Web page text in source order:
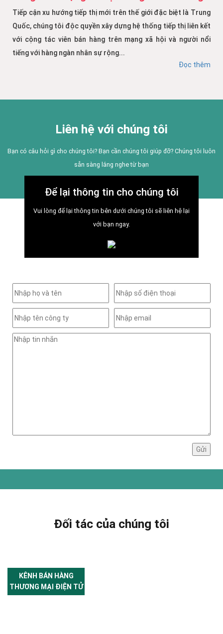
Tiếp cận xu hướng tiếp thị mới trên thế giới đặc biệt là Trung
Quốc, chúng tôi độc quyền xây dựng hệ thống tiếp thị liên kết
với cộng tác viên bán hàng trên mạng xã hội và người nổi
tiếng với hàng ngàn nhân sự rộng...
Đọc thêm
Liên hệ với chúng tôi
Bạn có câu hỏi gì cho chúng tôi? Bạn cần chúng tôi giúp đỡ? Chúng tôi luôn
sẵn sàng lắng nghe từ bạn
Để lại thông tin cho chúng tôi
Vui lòng để lại thông tin bên dưới chúng tôi sẽ liên hệ lại
với bạn ngay.
Đối tác của chúng tôi
KÊNH BÁN HÀNG
THƯƠNG MẠI ĐIỆN TỬ